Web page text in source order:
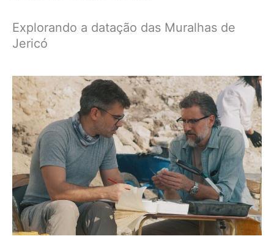
Explorando a datação das Muralhas de
Jericó